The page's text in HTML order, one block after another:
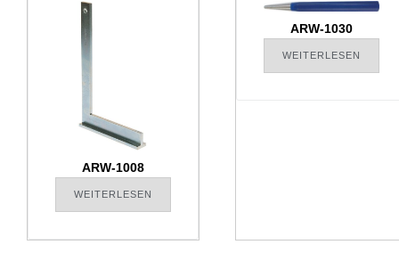
ARW-1008
WEITERLESEN
ARW-1030
WEITERLESEN